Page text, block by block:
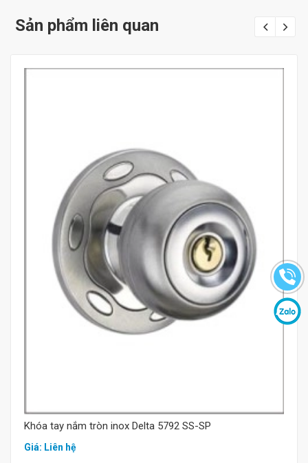
Sản phẩm liên quan
Mua hàng
Khóa tay nắm tròn inox Delta 5792 SS-SP
Giá: Liên hệ